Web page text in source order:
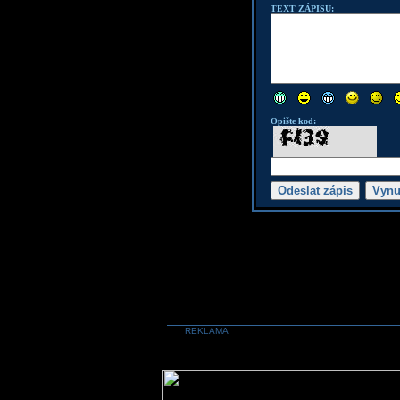
TEXT ZÁPISU:
Opište kod:
REKLAMA